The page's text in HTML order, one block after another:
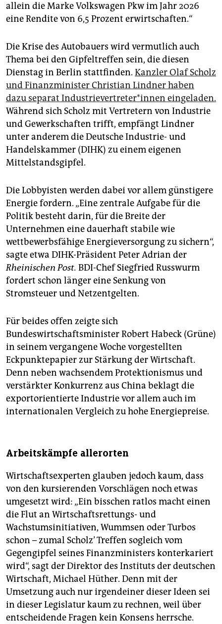
allein die Marke Volkswagen Pkw im Jahr 2026
eine Rendite von 6,5 Prozent erwirtschaften.“
Die Krise des Autobauers wird vermutlich auch
Thema bei den Gipfeltreffen sein, die diesen
Dienstag in Berlin stattfinden. Kanzler Olaf Scholz
und Finanzminister Christian Lindner haben
dazu separat In­dus­trie­ver­tre­te­r*in­nen eingeladen.
Während sich Scholz mit Vertretern von Industrie
und Gewerkschaften trifft, empfängt Lindner
unter anderem die Deutsche Industrie- und
Handelskammer (DIHK) zu einem eigenen
Mittelstandsgipfel.
Die Lobbyisten werden dabei vor allem günstigere
Energie fordern. „Eine zentrale Aufgabe für die
Politik besteht darin, für die Breite der
Unternehmen eine dauerhaft stabile wie
wettbewerbsfähige Energieversorgung zu sichern“,
sagte etwa DIHK-Präsident Peter Adrian der
Rheinischen Post. BDI-Chef Siegfried Russwurm
fordert schon länger eine Senkung von
Stromsteuer und Netzentgelten.
Für beides offen zeigte sich
Bundeswirtschaftsminister Robert Habeck (Grüne)
in seinem vergangene Woche vorgestellten
Eckpunktepapier zur Stärkung der Wirtschaft.
Denn neben wachsendem Protektionismus und
verstärkter Konkurrenz aus China beklagt die
exportorientierte Industrie vor allem auch im
internationalen Vergleich zu hohe Energiepreise.
Arbeitskämpfe allerorten
Wirtschaftsexperten glauben jedoch kaum, dass
von den kursierenden Vorschlägen noch etwas
umgesetzt wird: „Ein bisschen ratlos macht einen
die Flut an Wirtschaftsrettungs- und
Wachstumsinitiativen, Wummsen oder Turbos
schon – zumal Scholz’ Treffen sogleich vom
Gegengipfel seines Finanzministers konterkariert
wird“, sagt der Direktor des Instituts der deutschen
Wirtschaft, Michael Hüther. Denn mit der
Umsetzung auch nur irgendeiner dieser Ideen sei
in dieser Legislatur kaum zu rechnen, weil über
entscheidende Fragen kein Konsens herrsche.